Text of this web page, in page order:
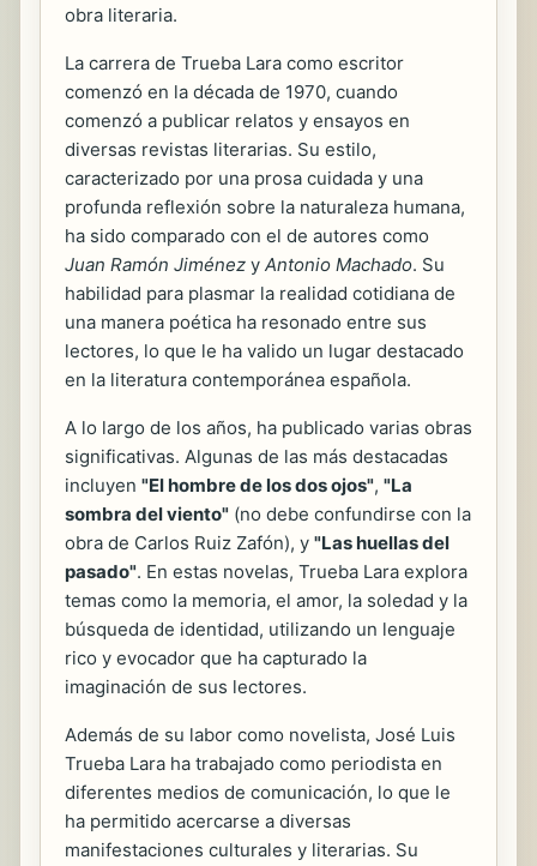
obra literaria.
La carrera de Trueba Lara como escritor
comenzó en la década de 1970, cuando
comenzó a publicar relatos y ensayos en
diversas revistas literarias. Su estilo,
caracterizado por una prosa cuidada y una
profunda reflexión sobre la naturaleza humana,
ha sido comparado con el de autores como
Juan Ramón Jiménez y Antonio Machado. Su
habilidad para plasmar la realidad cotidiana de
una manera poética ha resonado entre sus
lectores, lo que le ha valido un lugar destacado
en la literatura contemporánea española.
A lo largo de los años, ha publicado varias obras
significativas. Algunas de las más destacadas
incluyen "El hombre de los dos ojos", "La
sombra del viento" (no debe confundirse con la
obra de Carlos Ruiz Zafón), y "Las huellas del
pasado". En estas novelas, Trueba Lara explora
temas como la memoria, el amor, la soledad y la
búsqueda de identidad, utilizando un lenguaje
rico y evocador que ha capturado la
imaginación de sus lectores.
Además de su labor como novelista, José Luis
Trueba Lara ha trabajado como periodista en
diferentes medios de comunicación, lo que le
ha permitido acercarse a diversas
manifestaciones culturales y literarias. Su